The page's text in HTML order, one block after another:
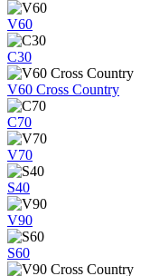
V60
C30
V60 Cross Country
C70
V70
S40
V90
S60